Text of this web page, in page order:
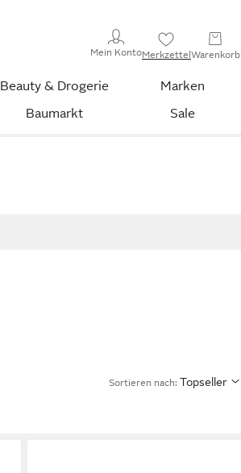
Mein KontoMerkzettelWarenkorb
Beauty & Drogerie
Marken
Baumarkt Sale
Sortieren nach: Topseller